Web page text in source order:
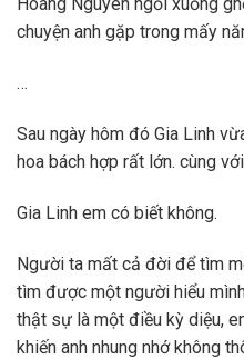
Hoàng Nguyên ngồi xuống
chuyện anh gặp trong mấy
…
Sau ngày hôm đó Gia Linh
hoa bách hợp rất lớn. cùng
Gia Linh em có biết không.
Người ta mất cả đời để tìm
tìm được một người hiểu
thật sự là một điều kỳ diệu,
khiến anh nhung nhớ không